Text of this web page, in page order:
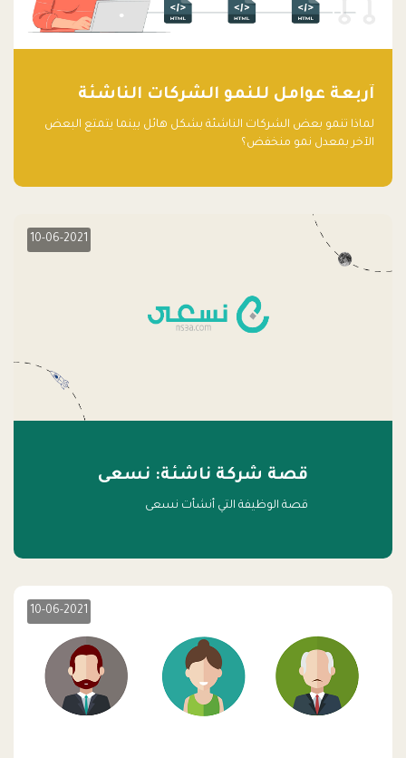
آربعة عوامل للنمو الشركات الناشئة
لماذا تنمو بعض الشركات الناشئة بشكل هائل بينما يتمتع البعض
الآخر بمعدل نمو منخفض؟
10-06-2021
قصة شركة ناشئة: نسعى
قصة الوظيفة التي أنشأت نسعى
10-06-2021